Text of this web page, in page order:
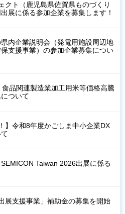
クト（鹿児島県佐賀県ものづくり
展に係る参加企業を募集します！
内企業説明会（発電用施設周辺地
支援事業）の参加企業募集につい
食品関連製造業加工用米等価格高騰
ついて
】令和8年度かごしま中小企業DX
SEMICON Taiwan 2026出展に係る
展支援事業」補助金の募集を開始